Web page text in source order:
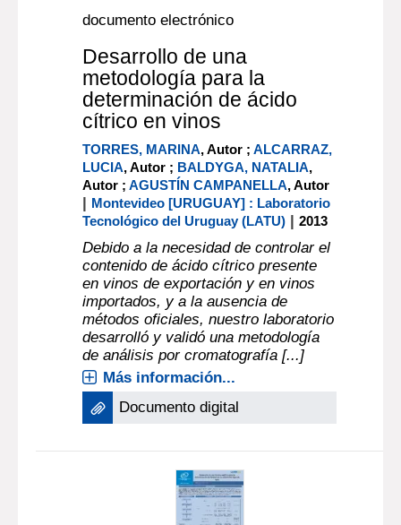
documento electrónico
Desarrollo de una
metodología para la
determinación de ácido
cítrico en vinos
TORRES, MARINA, Autor ;ALCARRAZ,
LUCIA, Autor ; BALDYGA, NATALIA,
Autor ;AGUSTÍN CAMPANELLA, Autor
| Montevideo [URUGUAY] : Laboratorio
Tecnológico del Uruguay (LATU) |2013
Debido a la necesidad de controlar el
contenido de ácido cítrico presente
en vinos de exportación y en vinos
importados, y a la ausencia de
métodos oficiales, nuestro laboratorio
desarrolló y validó una metodología
de análisis por cromatografía [...]
Más información...
Documento digital